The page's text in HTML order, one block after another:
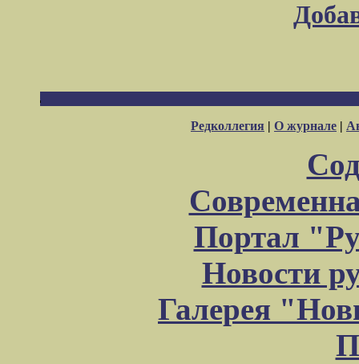
Редколлегия | О журнале |
Портал
Новости
Галерея